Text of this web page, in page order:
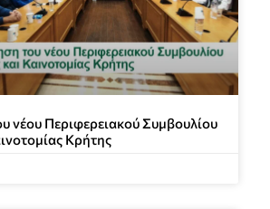
νέου Περιφερειακού Συμβουλίου
Κρήτης